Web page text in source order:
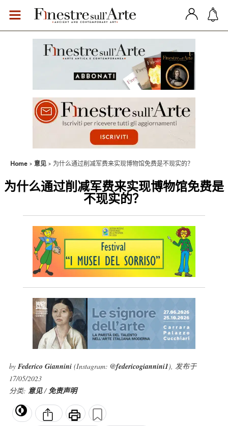
Home 意见 为什么通过削减军费来实现博物馆免费是不现实的？
为什么通过削减军费来实现博物馆免费是
不现实的？
by Federico Giannini(Instagram: @federicogiannini1), 发布于
17/05/2023
分类: 意见/免责声明